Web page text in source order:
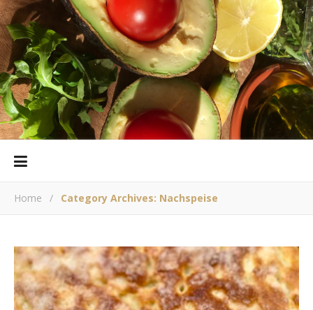
Home / Category Archives: Nachspeise